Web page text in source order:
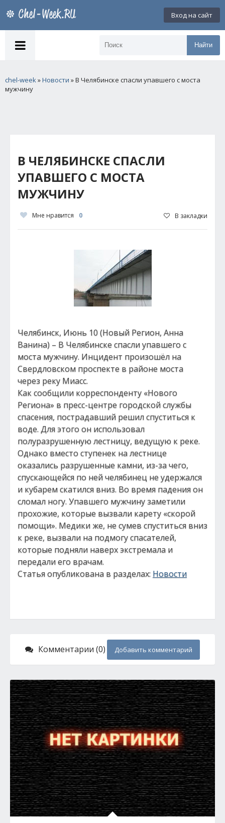
Вход на сайт
Найти
chel-week»Новости » В Челябинске спасли упавшего с моста
мужчину
В ЧЕЛЯБИНСКЕ СПАСЛИ
УПАВШЕГО С МОСТА
МУЖЧИНУ
Мне нравится 0 В закладки
Челябинск, Июнь 10 (Новый Регион, Анна
Ванина) – В Челябинске спасли упавшего с
моста мужчину. Инцидент произошёл на
Свердловском проспекте в районе моста
через реку Миасс.
Как сообщили корреспонденту «Нового
Региона» в пресс-центре городской службы
спасения, пострадавший решил спуститься к
воде. Для этого он использовал
полуразрушенную лестницу, ведущую к реке.
Однако вместо ступенек на лестнице
оказались разрушенные камни, из-за чего,
спускающейся по ней челябинец не удержался
и кубарем скатился вниз. Во время падения он
сломал ногу. Упавшего мужчину заметили
прохожие, которые вызвали карету «скорой
помощи». Медики же, не сумев спуститься вниз
к реке, вызвали на подмогу спасателей,
которые подняли наверх экстремала и
передали его врачам.
Статья опубликована в разделах: Новости
Комментарии (0) Добавить комментарий